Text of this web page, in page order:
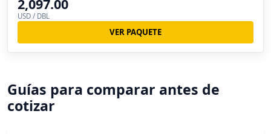
2,097.00
USD / DBL
VER PAQUETE
Guías para comparar antes de
cotizar